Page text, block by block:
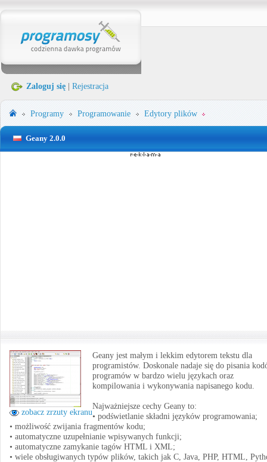
Zaloguj się Rejestracja
Programy Programowanie Edytory plików
Geany 2.0.0
zobacz zrzuty ekranu
Geany jest małym i lekkim edytorem tekstu dla
programistów. Doskonale nadaje się do pisania
programów w bardzo wielu językach oraz
kompilowania i wykonywania napisanego kodu.
Najważniejsze cechy Geany to:
• podświetlanie składni języków programowania;
• możliwość zwijania fragmentów kodu;
• automatyczne uzupełnianie wpisywanych funkcji;
• automatyczne zamykanie tagów HTML i XML;
• wiele obsługiwanych typów plików, takich jak C, Java, PHP, HTML,